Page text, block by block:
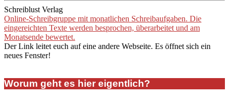
Schreiblust Verlag
Online-Schreibgruppe mit monatlichen Schreibaufgaben. Die
eingereichten Texte werden besprochen, überarbeitet und am
Monatsende bewertet.
Der Link leitet euch auf eine andere Webseite. Es öffnet sich ein
neues Fenster!
Worum geht es hier eigentlich?